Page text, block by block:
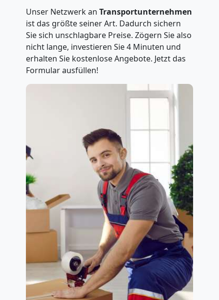
Unser Netzwerk an Transportunternehmen
ist das größte seiner Art. Dadurch sichern
Sie sich unschlagbare Preise. Zögern Sie also
nicht lange, investieren Sie 4 Minuten und
erhalten Sie kostenlose Angebote. Jetzt das
Formular ausfüllen!